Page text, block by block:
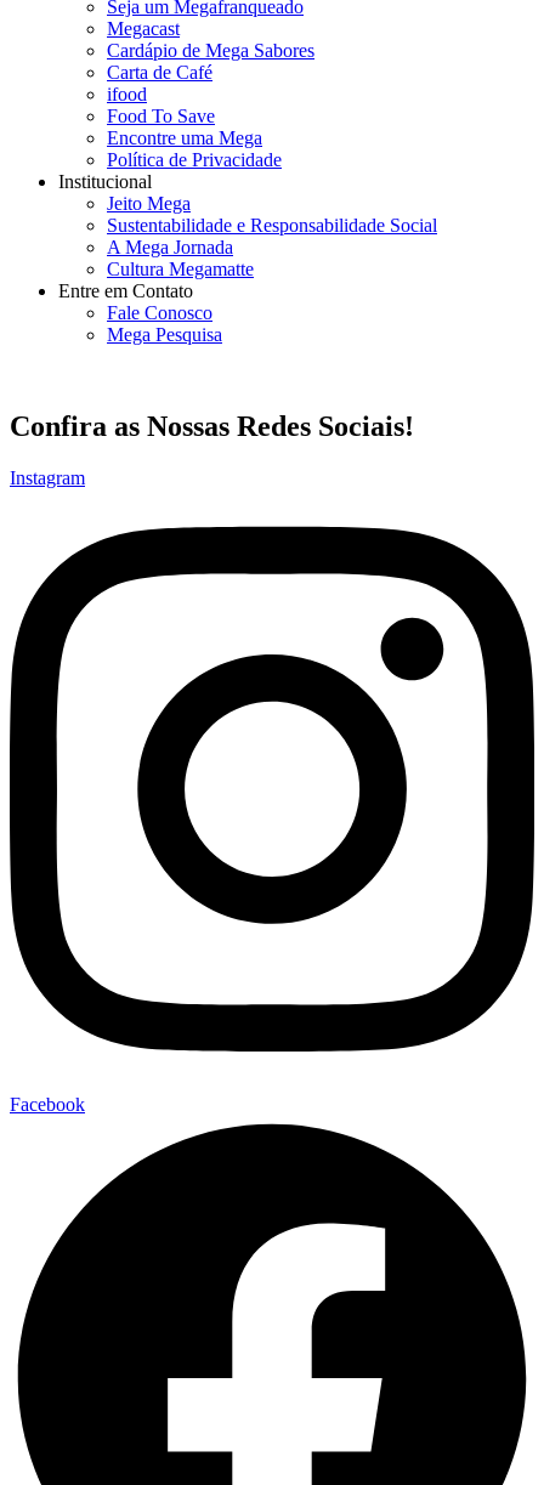
Seja um Megafranqueado
Megacast
Cardápio de Mega Sabores
Carta de Café
ifood
Food To Save
Encontre uma Mega
Política de Privacidade
Institucional
Jeito Mega
Sustentabilidade e Responsabilidade Social
A Mega Jornada
Cultura Megamatte
Entre em Contato
Fale Conosco
Mega Pesquisa
Confira as Nossas Redes Sociais!
Instagram
Facebook